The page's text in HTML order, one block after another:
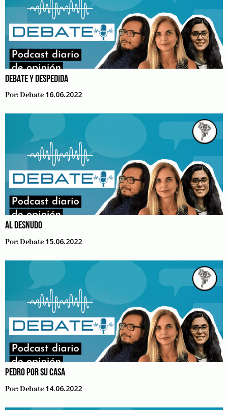
DEBATE Y DESPEDIDA
Por:Debate 16.06.2022
AL DESNUDO
Por:Debate 15.06.2022
PEDRO POR SU CASA
Por:Debate 14.06.2022